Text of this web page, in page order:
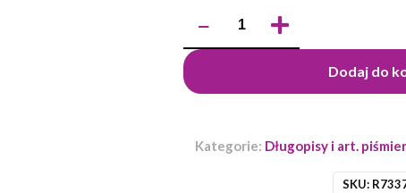
Lind,
czarny
Dodaj do
SKU:
Kategorie: Długopisy i art.